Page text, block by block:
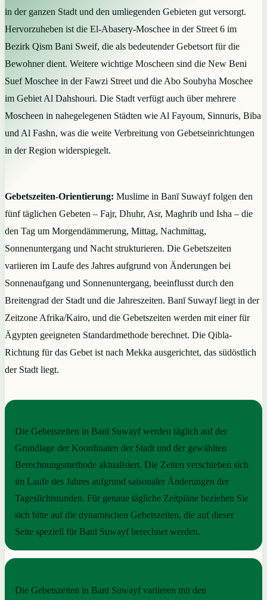
in der ganzen Stadt und den umliegenden Gebieten gut versorgt.
Hervorzuheben ist die El-Abasery-Moschee in der Street 6 im
Bezirk Qism Bani Sweif, die als bedeutender Gebetsort für die
Bewohner dient. Weitere wichtige Moscheen sind die New Beni
Suef Moschee in der Fawzi Street und die Abo Soubyha Moschee
im Gebiet Al Dahshouri. Die Stadt verfügt auch über mehrere
Moscheen in nahegelegenen Städten wie Al Fayoum, Sinnuris, Biba
und Al Fashn, was die weite Verbreitung von Gebetseinrichtungen
in der Region widerspiegelt.
Gebetszeiten-Orientierung: Muslime in Banī Suwayf folgen den
fünf täglichen Gebeten – Fajr, Dhuhr, Asr, Maghrib und Isha – die
den Tag um Morgendämmerung, Mittag, Nachmittag,
Sonnenuntergang und Nacht strukturieren. Die Gebetszeiten
variieren im Laufe des Jahres aufgrund von Änderungen bei
Sonnenaufgang und Sonnenuntergang, beeinflusst durch den
Breitengrad der Stadt und die Jahreszeiten. Banī Suwayf liegt in der
Zeitzone Afrika/Kairo, und die Gebetszeiten werden mit einer für
Ägypten geeigneten Standardmethode berechnet. Die Qibla-
Richtung für das Gebet ist nach Mekka ausgerichtet, das südöstlich
der Stadt liegt.
Die Gebetszeiten in Banī Suwayf werden täglich auf der
Grundlage der Koordinaten der Stadt und der gewählten
Berechnungsmethode aktualisiert. Die Zeiten verschieben sich
im Laufe des Jahres aufgrund saisonaler Änderungen der
Tageslichtstunden. Für genaue tägliche Zeitpläne beziehen Sie
sich bitte auf die dynamischen Gebetszeiten, die auf dieser
Seite speziell für Banī Suwayf berechnet werden.
Die Gebetszeiten in Banī Suwayf variieren mit den